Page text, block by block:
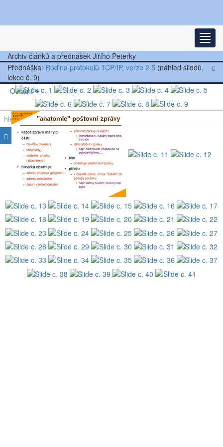
Nejnovější články
Další články
Přednášky
Ostatní
Archiv článků a přednášek Jiřího Peterky
Přednáška: Rodina protokolů TCP/IP, verze 2.5 (náhled sliddů,
lekce č. 9)